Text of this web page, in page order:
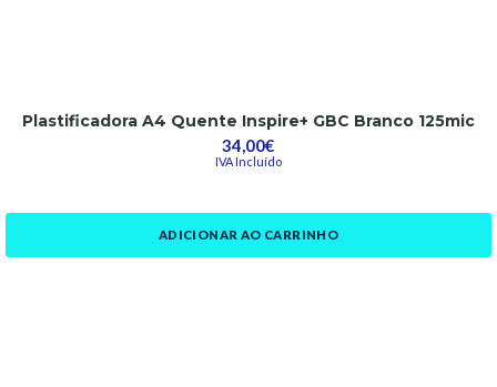
Plastificadora A4 Quente Inspire+ GBC Branco 125mic
34,00€
IVA Incluído
ADICIONAR AO CARRINHO